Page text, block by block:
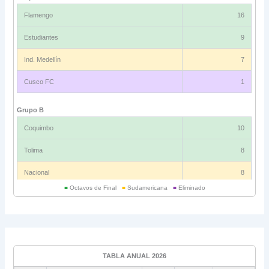
Flamengo 16
Estudiantes 9
Ind. Medellín 7
Cusco FC 1
Grupo B
Coquimbo 10
Tolima 8
Nacional 8
■Octavos de Final ■Sudamericana ■Eliminado
TABLA ANUAL 2026